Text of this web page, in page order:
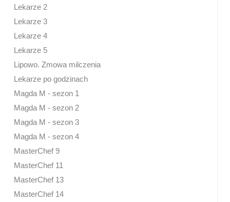
Lekarze 2
Lekarze 3
Lekarze 4
Lekarze 5
Lipowo. Zmowa milczenia
Lekarze po godzinach
Magda M - sezon 1
Magda M - sezon 2
Magda M - sezon 3
Magda M - sezon 4
MasterChef 9
MasterChef 11
MasterChef 13
MasterChef 14